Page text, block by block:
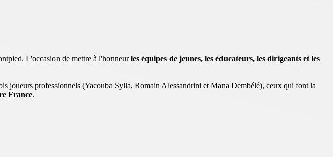
L'occasion de mettre à l'honneurles équipes de jeunes, les éducateurs, les dirigeants et les
joueurs professionnels (Yacouba Sylla, Romain Alessandrini et Mana Dembélé), ceux qui font la
France.